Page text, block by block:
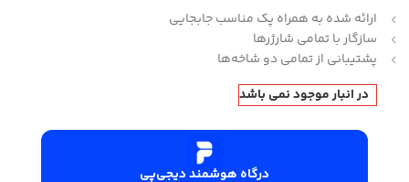
ارائه شده به همراه پک مناسب جابجایی
سازگار با تمامی شارژرها
پشتیبانی از تمامی دو شاخه‌ها
در انبار موجود نمی باشد
درگاه هوشمند دیجی‌پی